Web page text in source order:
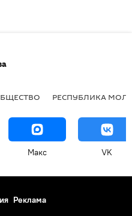
РЕСПУБЛИКА
Макс VK
Реклама